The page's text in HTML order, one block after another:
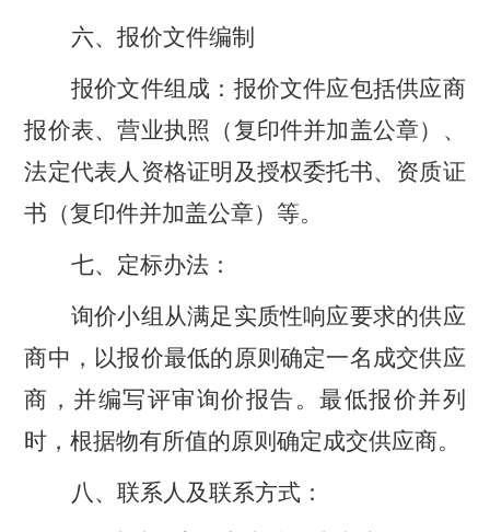
六、报价文件编制
报价文件组成：报价文件应包括供应商
报价表、营业执照（复印件并加盖公章）、
法定代表人资格证明及授权委托书、资质证
书（复印件并加盖公章）等。
七、定标办法：
询价小组从满足实质性响应要求的供应
商中，以报价最低的原则确定一名成交供应
商，并编写评审询价报告。最低报价并列
时，根据物有所值的原则确定成交供应商。
八、联系人及联系方式：